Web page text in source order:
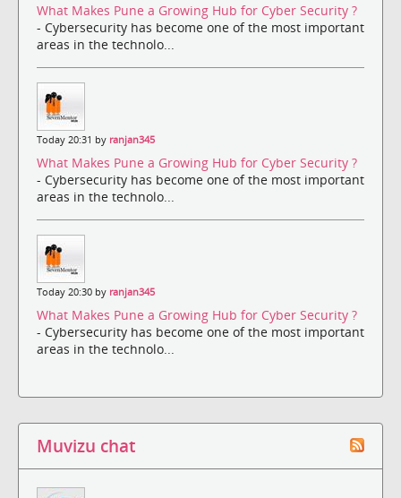
What Makes Pune a Growing Hub for Cyber Security ?
- Cybersecurity has become one of the most important
areas in the technolo...
Today 20:31 by ranjan345
What Makes Pune a Growing Hub for Cyber Security ?
- Cybersecurity has become one of the most important
areas in the technolo...
Today 20:30 by ranjan345
What Makes Pune a Growing Hub for Cyber Security ?
- Cybersecurity has become one of the most important
areas in the technolo...
Muvizu chat